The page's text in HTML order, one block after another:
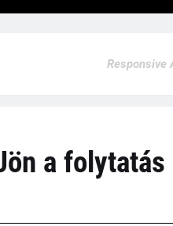
Responsive
a folytatás